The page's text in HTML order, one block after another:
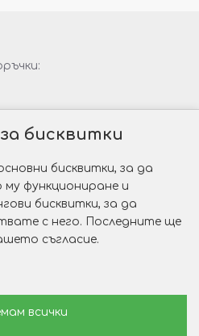
Gold&Silver?
пръстен?
от Web R Solution®
бисквитки
бисквитки, за да
функциониране и
бисквитки, за да
с него. Последните ще
съгласие.
всички